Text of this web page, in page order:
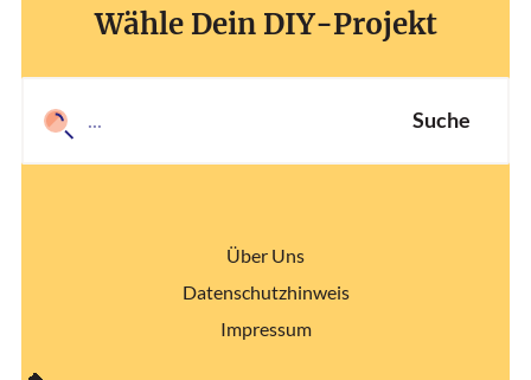
Wähle Dein DIY-Projekt
Suche
Über Uns
Datenschutzhinweis
Impressum